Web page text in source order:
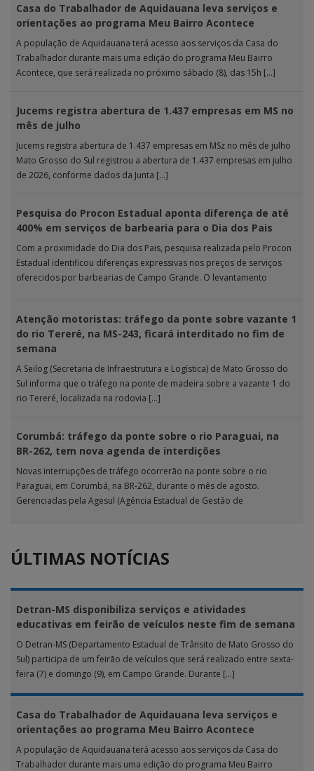
Casa do Trabalhador de Aquidauana leva serviços e
orientações ao programa Meu Bairro Acontece
A população de Aquidauana terá acesso aos serviços da Casa do
Trabalhador durante mais uma edição do programa Meu Bairro
Acontece, que será realizada no próximo sábado (8), das 15h […]
Jucems registra abertura de 1.437 empresas em MS no
mês de julho
Jucems registra abertura de 1.437 empresas em MSz no mês de julho
Mato Grosso do Sul registrou a abertura de 1.437 empresas em julho
de 2026, conforme dados da Junta […]
Pesquisa do Procon Estadual aponta diferença de até
400% em serviços de barbearia para o Dia dos Pais
Com a proximidade do Dia dos Pais, pesquisa realizada pelo Procon
Estadual identificou diferenças expressivas nos preços de serviços
oferecidos por barbearias de Campo Grande. O levantamento
Atenção motoristas: tráfego da ponte sobre vazante 1
do rio Tereré, na MS-243, ficará interditado no fim de
semana
A Seilog (Secretaria de Infraestrutura e Logística) de Mato Grosso do
Sul informa que o tráfego na ponte de madeira sobre a vazante 1 do
rio Tereré, localizada na rodovia […]
Corumbá: tráfego da ponte sobre o rio Paraguai, na
BR-262, tem nova agenda de interdições
Novas interrupções de tráfego ocorrerão na ponte sobre o rio
Paraguai, em Corumbá, na BR-262, durante o mês de agosto.
Gerenciadas pela Agesul (Agência Estadual de Gestão de
ÚLTIMAS NOTÍCIAS
Detran-MS disponibiliza serviços e atividades
educativas em feirão de veículos neste fim de semana
O Detran-MS (Departamento Estadual de Trânsito de Mato Grosso do
Sul) participa de um feirão de veículos que será realizado entre sexta-
feira (7) e domingo (9), em Campo Grande. Durante […]
Casa do Trabalhador de Aquidauana leva serviços e
orientações ao programa Meu Bairro Acontece
A população de Aquidauana terá acesso aos serviços da Casa do
Trabalhador durante mais uma edição do programa Meu Bairro